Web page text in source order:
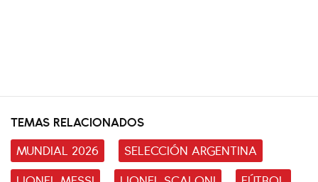
TEMAS RELACIONADOS
MUNDIAL 2026
SELECCIÓN ARGENTINA